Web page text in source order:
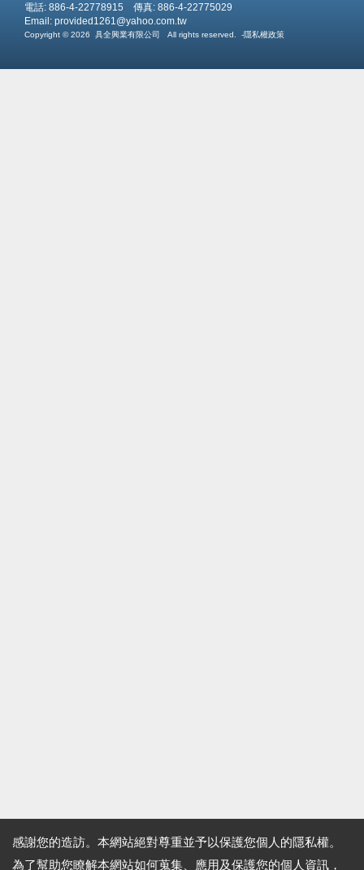
感謝您的造訪。本網站絕對尊重並予以保護您個人的隱私權。
為了幫助您瞭解本網站如何蒐集、應用及保護您的個人資訊，
電話: 886-4-22778915 傳真: 886-4-22775029
Email: provided1261@yahoo.com.tw
Copyright © 2026 具全興業有限公司 All rights reserved. -隱私權政策